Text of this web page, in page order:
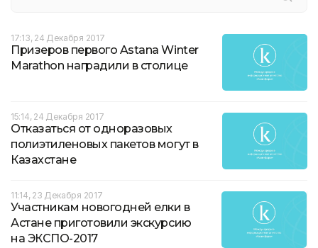
17:13, 24 Декабря 2017
Призеров первого Astana Winter
Marathon наградили в столице
15:14, 24 Декабря 2017
Отказаться от одноразовых
полиэтиленовых пакетов могут в
Казахстане
11:14, 23 Декабря 2017
Участникам новогодней елки в
Астане приготовили экскурсию
на ЭКСПО-2017